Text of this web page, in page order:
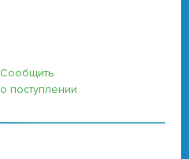
Сообщить
о поступлении